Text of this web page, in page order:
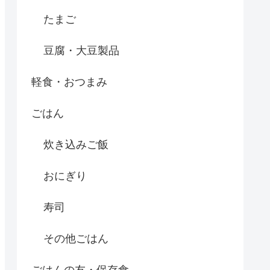
たまご
豆腐・大豆製品
軽食・おつまみ
ごはん
炊き込みご飯
おにぎり
寿司
その他ごはん